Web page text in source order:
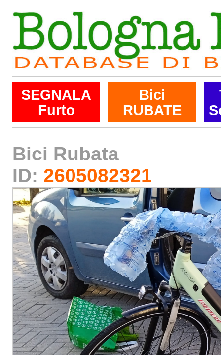
SEGNALA
Furto
Bici
RUBATE
Bici Rubata
ID: 2605082321